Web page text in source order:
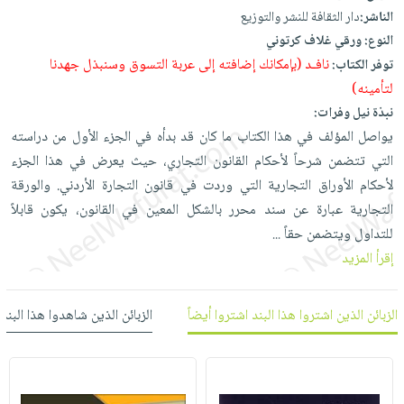
العناية
بالأسنان
الحمية
والتغذية
أدوات
المائدة
الأوعية
والتخزين
أدوات
المطبخ
الأكثر
مبيعاً
العودة
للمدارس
اكسسوارات
كتب
اكسسوارات
منزلية
اكسسوارات
ملابس
حقائب
حلي
عناية
شحن
مجاني
بنود
مختارة
اشتراكات
كل
الاشتراكات
صندوق
القراءة
iKitab
بلا
حدود
بحث
متقدم
نيل
عن
الشركة
الشركة
حسابك
لائحة
الأمنيات
الناشر:دار الثقافة للنشر والتوزيع
النوع:ورقي غلاف كرتوني
توفر الكتاب:نافـد (بإمكانك إضافته إلى عربة التسوق وسنبذل جهدنا
لتأمينه)
نبذة نيل وفرات:
يواصل المؤلف في هذا الكتاب ما كان قد بدأه في الجزء الأول من دراسته
التي تتضمن شرحاً لأحكام القانون التجاري، حيث يعرض في هذا الجزء
لأحكام الأوراق التجارية التي وردت في قانون التجارة الأردني. والورقة
التجارية عبارة عن سند محرر بالشكل المعين في القانون، يكون قابلاً
للتداول ويتضمن حقاً...
إقرأ المزيد
الزبائن الذين اشتروا هذا البند اشتروا أيضاً الزبائن الذين شاهدوا هذا